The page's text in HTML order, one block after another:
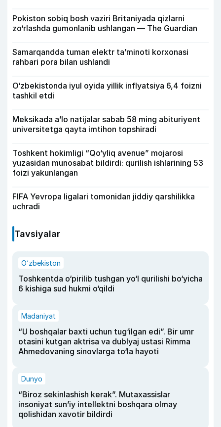
Pokiston sobiq bosh vaziri Britaniyada qizlarni
zo‘rlashda gumonlanib ushlangan — The Guardian
Samarqandda tuman elektr ta’minoti korxonasi
rahbari pora bilan ushlandi
O‘zbekistonda iyul oyida yillik inflyatsiya 6,4 foizni
tashkil etdi
Meksikada a’lo natijalar sabab 58 ming abituriyent
universitetga qayta imtihon topshiradi
Toshkent hokimligi “Qo‘yliq avenue” mojarosi
yuzasidan munosabat bildirdi: qurilish ishlarining 53
foizi yakunlangan
FIFA Yevropa ligalari tomonidan jiddiy qarshilikka
uchradi
Tavsiyalar
O‘zbekiston
Toshkentda o‘pirilib tushgan yo‘l qurilishi bo‘yicha
6 kishiga sud hukmi o‘qildi
Madaniyat
“U boshqalar baxti uchun tug‘ilgan edi”. Bir umr
otasini kutgan aktrisa va dublyaj ustasi Rimma
Ahmedovaning sinovlarga to‘la hayoti
Dunyo
“Biroz sekinlashish kerak”. Mutaxassislar
insoniyat sun’iy intellektni boshqara olmay
qolishidan xavotir bildirdi